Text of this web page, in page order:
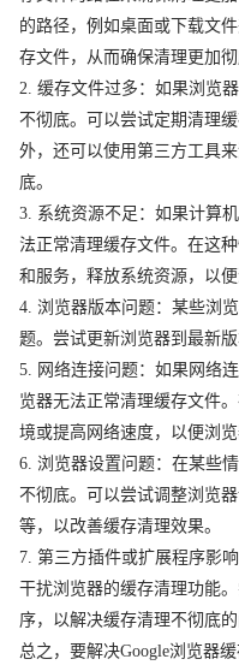
的路径，例如桌面或下载文
存文件，从而确保清理更加彻
2. 缓存文件过多：如果浏览
不彻底。可以尝试定期清理
外，还可以使用第三方工具
底。
3. 系统资源不足：如果计算
法正常清理缓存文件。在这
和服务，释放系统资源，以
4. 浏览器版本问题：某些浏
题。尝试更新浏览器到最新
5. 网络连接问题：如果网络
览器无法正常清理缓存文件
境或提高网络速度，以便浏
6. 浏览器设置问题：在某些
不彻底。可以尝试调整浏览
等，以改善缓存清理效果。
7. 第三方插件或扩展程序影
干扰浏览器的缓存清理功能
序，以解决缓存清理不彻底的
总之，要解决Google浏览器